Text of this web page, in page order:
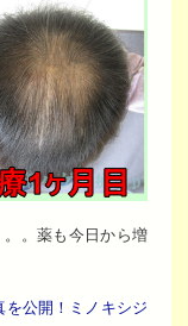
。薬も今日から増
を公開！ミノキシジ